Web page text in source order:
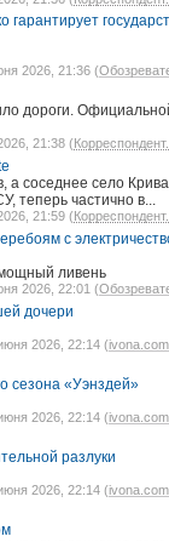
гарантирует
2026, 21:36 (
дороги.
21:38 (
а соседнее село
теперь частично в...
21:59 (
с
ливень
2026, 22:01 (
дочери
2026, 22:14 (
сезона «Уэнздей»
2026, 22:14 (
разлуки
2026, 22:14 (